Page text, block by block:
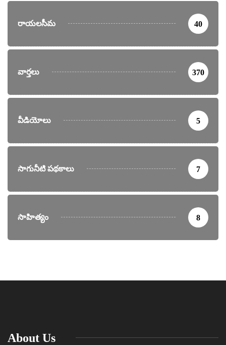
రాయలసీమ 40
వార్తలు 370
వీడియోలు 5
సాగునీటి పథకాలు 7
సాహిత్యం 8
About Us